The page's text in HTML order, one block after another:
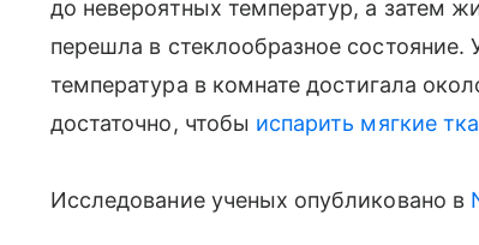
до невероятных температур, а затем
перешла в стеклообразное
температура в комнате достигала
достаточно, чтобы испарить мягкие
Исследование ученых опубликовано в